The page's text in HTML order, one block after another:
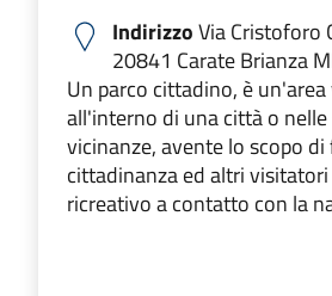
IndirizzoVia Cristoforo
20841 Carate Brianza
Un parco cittadino, è
all'interno di una città o
vicinanze, avente lo scopo
cittadinanza ed altri
ricreativo a contatto con la